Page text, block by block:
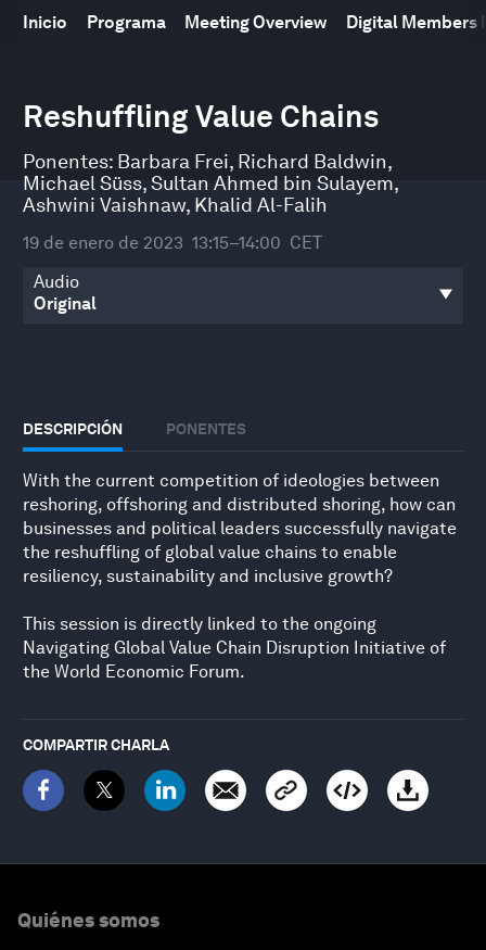
Inicio Programa Meeting Overview Digital Members
Reshuffling Value Chains
Ponentes: Barbara Frei, Richard Baldwin,
Michael Süss,Sultan Ahmed bin Sulayem,
Ashwini Vaishnaw, Khalid Al-Falih
19 de enero de 2023 13:15–14:00 CET
Audio
DESCRIPCIÓN PONENTES
With the current competition of ideologies between
reshoring, offshoring and distributed shoring, how can
businesses and political leaders successfully navigate
the reshuffling of global value chains to enable
resiliency, sustainability and inclusive growth?
This session is directly linked to the ongoing
Navigating Global Value Chain Disruption Initiative of
the World Economic Forum.
COMPARTIR CHARLA
seconds
of
minutes,
32
seconds
Quiénes somos